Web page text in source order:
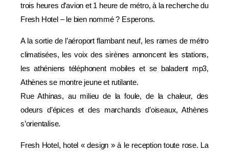
trois heures d’avion et 1 heure de métro, à la recherche du
Fresh Hotel – le bien nommé ? Esperons.
A la sortie de l’aéroport flambant neuf, les rames de métro
climatisées, les voix des sirènes annoncent les stations,
les athéniens téléphonent mobiles et se baladent mp3,
Athènes se montre jeune et rutilante.
Rue Athinas, au milieu de la foule, de la chaleur, des
odeurs d’épices et des marchands d’oiseaux, Athènes
s’orientalise.
Fresh Hotel, hotel « design » à le reception toute rose. La